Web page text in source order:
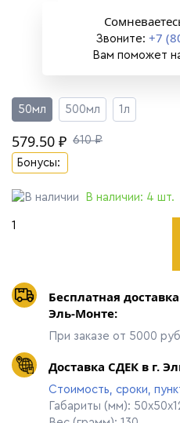
Звоните: +7
Вам поможет
50мл 500мл 1л
579.50 ₽ 610 ₽
Бонусы:
В наличии: 4 шт.
Бесплатная
Эль-Монте:
При заказе от 5000
Доставка СДЕК в г.
Стоимость, сроки,
Габариты (мм):